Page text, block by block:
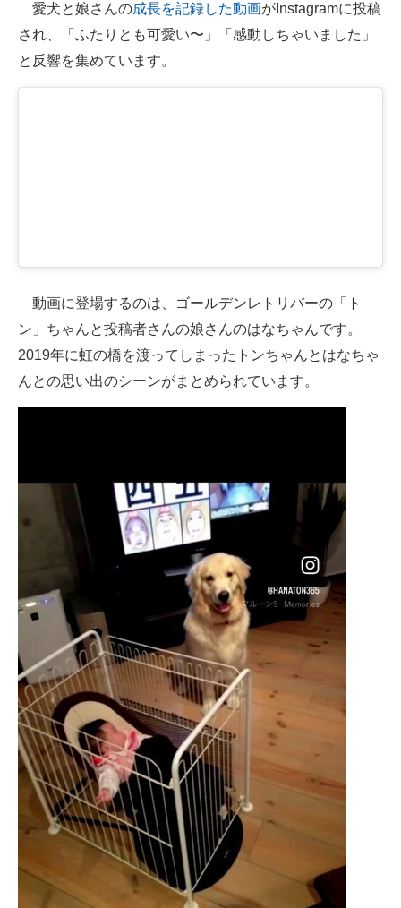
ITの今と未来を見通す
スマホと通信の最新トレンド
マーケ×ITの今がよく分かる
ITエンジニア向け専門サイト
企業向けIT製品の総合サイト
製造業のIT導入・活用を支援
モノづくり技術者専門サイト
エレクトロニクス専門サイト
電子設計の基本と応用
エネルギーの専門メディア
建設×テクノロジーの最前線
ちょっと気になるネットの話題
愛犬と娘さんの成長を記録した動画がInstagramに投稿
され、「ふたりとも可愛い〜」「感動しちゃいました」
と反響を集めています。
動画に登場するのは、ゴールデンレトリバーの「ト
ン」ちゃんと投稿者さんの娘さんのはなちゃんです。
2019年に虹の橋を渡ってしまったトンちゃんとはなちゃ
んとの思い出のシーンがまとめられています。